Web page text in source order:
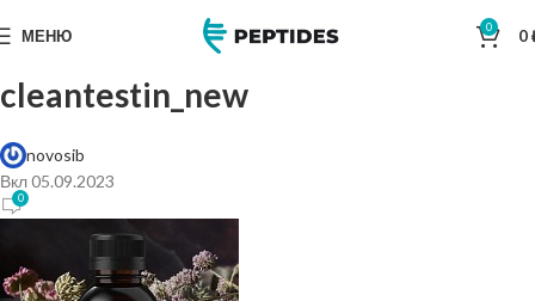
МЕНЮ 0 0
cleantestin_new
novosib
Вкл 05.09.2023
0